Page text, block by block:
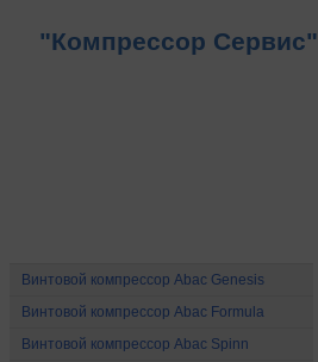
"Компрессор Сервис"
Винтовой компрессор Abac Genesis
Винтовой компрессор Abac Formula
Винтовой компрессор Abac Spinn